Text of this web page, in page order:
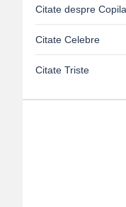
Citate despre
Citate Celebre
Citate Triste